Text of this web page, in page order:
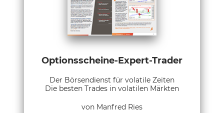
Optionsscheine-Expert-Trader
Der Börsendienst für volatile Zeiten
Die besten Trades in volatilen Märkten
von Manfred Ries